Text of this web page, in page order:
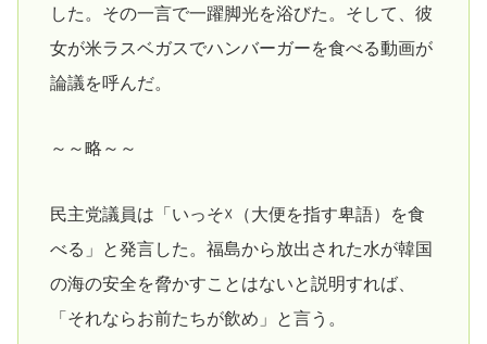
した。その一言で一躍脚光を浴びた。そして、彼
女が米ラスベガスでハンバーガーを食べる動画が
論議を呼んだ。
～～略～～
民主党議員は「いっそ☓（大便を指す卑語）を食
べる」と発言した。福島から放出された水が韓国
の海の安全を脅かすことはないと説明すれば、
「それならお前たちが飲め」と言う。